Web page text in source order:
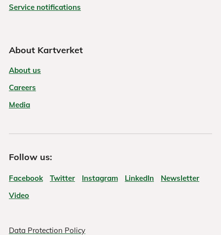
Service notifications
About Kartverket
About us
Careers
Media
Follow us:
Facebook Twitter Instagram LinkedIn
Newsletter
Video
Data Protection Policy